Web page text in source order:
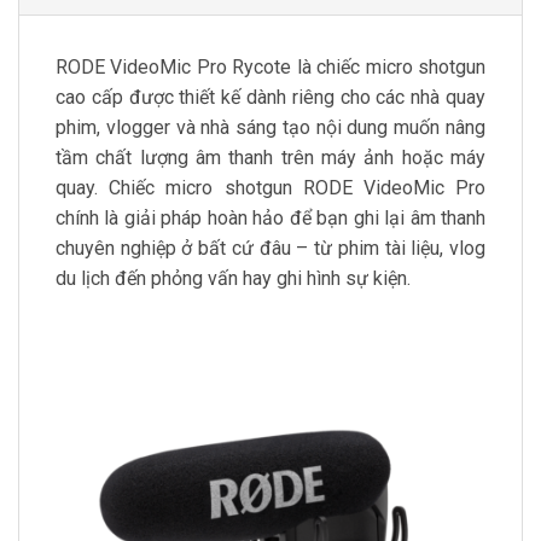
RODE VideoMic Pro Rycote là chiếc micro shotgun
cao cấp được thiết kế dành riêng cho các nhà quay
phim, vlogger và nhà sáng tạo nội dung muốn nâng
tầm chất lượng âm thanh trên máy ảnh hoặc máy
quay. Chiếc micro shotgun RODE VideoMic Pro
chính là giải pháp hoàn hảo để bạn ghi lại âm thanh
chuyên nghiệp ở bất cứ đâu – từ phim tài liệu, vlog
du lịch đến phỏng vấn hay ghi hình sự kiện.